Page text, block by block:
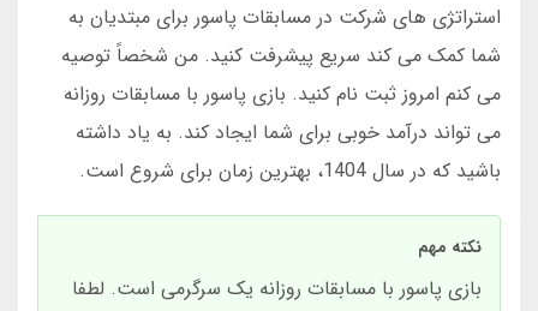
استراتژی های شرکت در مسابقات پاسور برای مبتدیان به
شما کمک می کند سریع پیشرفت کنید. من شخصاً توصیه
می کنم امروز ثبت نام کنید. بازی پاسور با مسابقات روزانه
می تواند درآمد خوبی برای شما ایجاد کند. به یاد داشته
باشید که در سال 1404، بهترین زمان برای شروع است.
نکته مهم
بازی پاسور با مسابقات روزانه یک سرگرمی است. لطفا